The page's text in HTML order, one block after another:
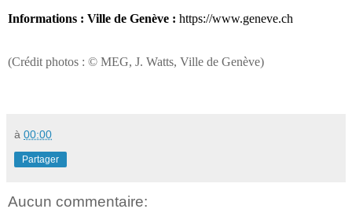
Informations : Ville de Genève : https://www.geneve.ch
(Crédit photos : © MEG, J. Watts, Ville de Genève)
à 00:00
Partager
Aucun commentaire: